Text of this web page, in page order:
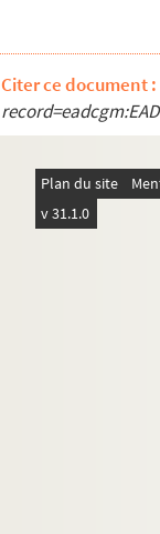
Citer ce document :
Plan du site
v 31.1.0